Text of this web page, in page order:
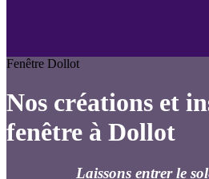
Fenêtre Dollot
Nos créations et
fenêtre à Dollot
Laissons entrer le